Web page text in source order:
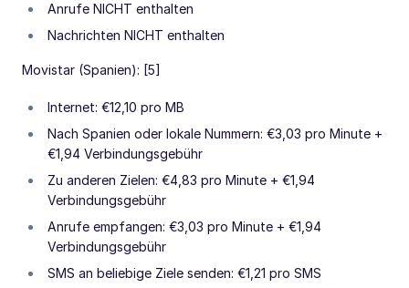
Anrufe NICHT enthalten
Nachrichten NICHT enthalten
Movistar (Spanien): [5]
Internet: €12,10 pro MB
Nach Spanien oder lokale Nummern: €3,03 pro Minute +
€1,94 Verbindungsgebühr
Zu anderen Zielen: €4,83 pro Minute + €1,94
Verbindungsgebühr
Anrufe empfangen: €3,03 pro Minute + €1,94
Verbindungsgebühr
SMS an beliebige Ziele senden: €1,21 pro SMS